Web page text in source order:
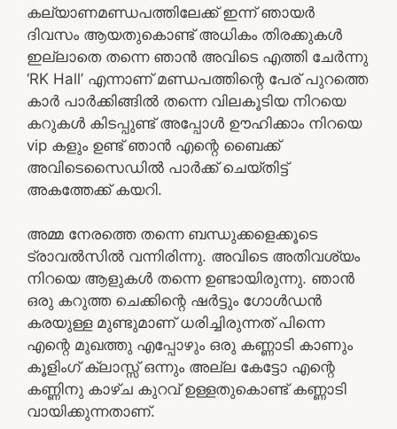
കല്യാണമണ്ഡപത്തിലേക്ക് ഇന്ന് ഞായർ
ദിവസം ആയതുകൊണ്ട് അധികം തിരക്കുകൾ
ഇല്ലാതെ തന്നെ ഞാൻ അവിടെ എത്തി ചേർന്നു
‘RK Hall’ എന്നാണ് മണ്ഡപത്തിന്റെ പേര് പുറത്തെ
കാർ പാർക്കിങ്ങിൽ തന്നെ വിലകൂടിയ നിറയെ
കറുകൾ കിടപ്പുണ്ട് അപ്പോൾ ഊഹിക്കാം നിറയെ
vip കളും ഉണ്ട് ഞാൻ എന്റെ ബൈക്ക്
അവിടെസൈഡിൽ പാർക്ക്‌ ചെയ്തിട്ട്
അകത്തേക്ക് കയറി.
അമ്മ നേരത്തെ തന്നെ ബന്ധുക്കളെക്കൂടെ
ട്രാവൽസിൽ വന്നിരിന്നു. അവിടെ അതിവശ്യം
നിറയെ ആളുകൾ തന്നെ ഉണ്ടായിരുന്നു. ഞാൻ
ഒരു കറുത്ത ചെക്കിന്റെ ഷർട്ടും ഗോൾഡൻ
കരയുള്ള മുണ്ടുമാണ് ധരിച്ചിരുന്നത് പിന്നെ
എന്റെ മുഖത്തു എപ്പോഴും ഒരു കണ്ണാടി കാണും
കൂളിംഗ് ക്ലാസ്സ്‌ ഒന്നും അല്ല കേട്ടോ എന്റെ
കണ്ണിനു കാഴ്ച കുറവ് ഉള്ളതുകൊണ്ട് കണ്ണാടി
വായിക്കുന്നതാണ്.